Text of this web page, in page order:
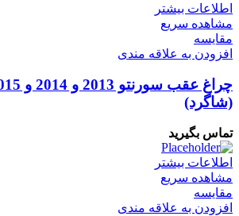
اطلاعات بیشتر
مشاهده سریع
مقایسه
افزودن به علاقه مندی
(شاگرد)
تماس بگیرید
اطلاعات بیشتر
مشاهده سریع
مقایسه
افزودن به علاقه مندی